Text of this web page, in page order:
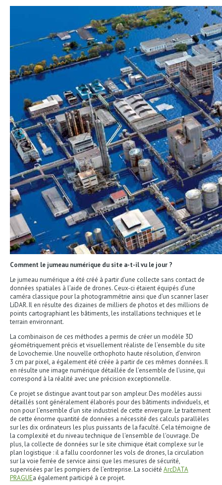
Comment le jumeau numérique du site a-t-il vu le jour ?
Le jumeau numérique a été créé à partir d’une collecte sans contact de
données spatiales à l’aide de drones. Ceux-ci étaient équipés d’une
caméra classique pour la photogrammétrie ainsi que d’un scanner laser
LiDAR. Il en résulte des dizaines de milliers de photos et des millions de
points cartographiant les bâtiments, les installations techniques et le
terrain environnant.
La combinaison de ces méthodes a permis de créer un modèle 3D
géométriquement précis et visuellement réaliste de l’ensemble du site
de Lovochemie. Une nouvelle orthophoto haute résolution, d’environ
3 cm par pixel, a également été créée à partir de ces mêmes données. Il
en résulte une image numérique détaillée de l’ensemble de l’usine, qui
correspond à la réalité avec une précision exceptionnelle.
Ce projet se distingue avant tout par son ampleur. Des modèles aussi
détaillés sont généralement élaborés pour des bâtiments individuels, et
non pour l’ensemble d’un site industriel de cette envergure. Le traitement
de cette énorme quantité de données a nécessité des calculs parallèles
sur les dix ordinateurs les plus puissants de la faculté. Cela témoigne de
la complexité et du niveau technique de l'ensemble de l'ouvrage. De
plus, la collecte de données sur le site chimique était complexe sur le
plan logistique : il a fallu coordonner les vols de drones, la circulation
sur la voie ferrée de service ainsi que les mesures de sécurité,
supervisées par les pompiers de l’entreprise. La société ArcDATA
PRAGUEa également participé à ce projet.